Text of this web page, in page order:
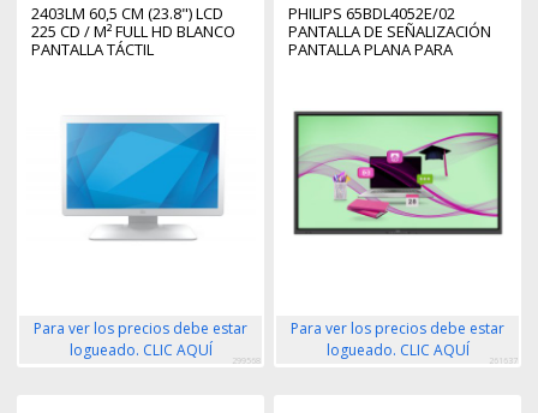
2403LM 60,5 CM (23.8") LCD
225 CD / M² FULL HD BLANCO
PANTALLA TÁCTIL
Para ver los precios debe estar
logueado. CLIC AQUÍ
299568
PHILIPS 65BDL4052E/02
PANTALLA DE SEÑALIZACIÓN
PANTALLA PLANA PARA
PANTALLA TÁCTIL
PROCESADOR INCORPORADO
ANDROID 11 18/7
Para ver los precios debe estar
logueado. CLIC AQUÍ
261637